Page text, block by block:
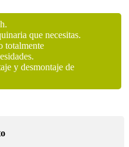
que necesitas.
totalmente
y desmontaje de